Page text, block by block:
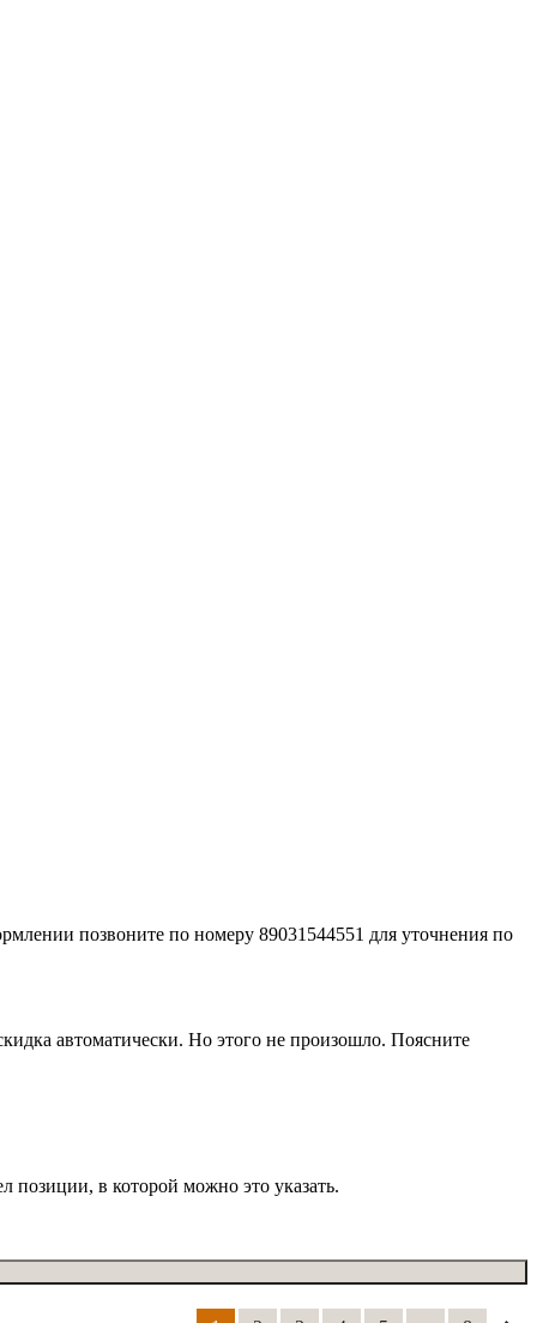
позвоните по номеру 89031544551 для уточнения по
автоматически. Но этого не произошло. Поясните
позиции, в которой можно это указать.